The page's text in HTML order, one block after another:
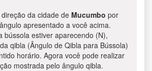
da cidade de Mucumbo por
apresentado a você acima.
bússola estiver aparecendo (N),
qibla (Ângulo de Qibla para Bússola)
horário. Agora você pode realizar
mostrada pelo ângulo qibla.